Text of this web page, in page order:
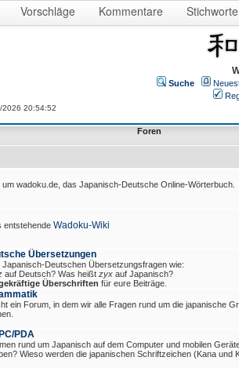
Vorschläge Kommentare Stichworte
Suche
2026 20:54:52
Foren
um wadoku.de, das Japanisch-Deutsche Online-Wörterbuch.
entstehende Wadoku-Wiki
Übersetzungen
Japanisch-Deutschen Übersetzungsfragen wie:
auf Deutsch? Was heißt zyx auf Japanisch?
Überschriften für eure Beiträge.
ein Forum, in dem wir alle Fragen rund um die japanische
PDA
rund um Japanisch auf dem Computer und mobilen
Wieso werden die japanischen Schriftzeichen (Kana und